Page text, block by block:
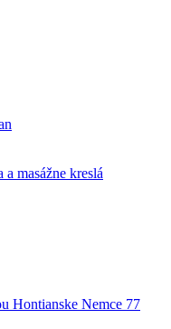
masážne kreslá
Hontianske Nemce 77